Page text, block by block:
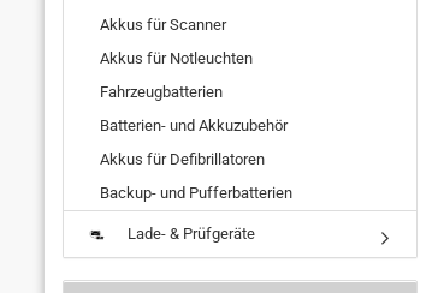
Akkus für Scanner
Akkus für Notleuchten
Fahrzeugbatterien
Batterien- und Akkuzubehör
Akkus für Defibrillatoren
Backup- und Pufferbatterien
Lade- & Prüfgeräte